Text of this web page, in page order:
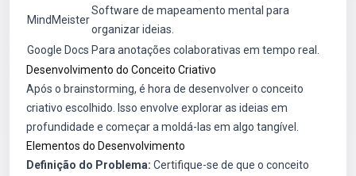
MindMeister
Software de mapeamento mental para
organizar ideias.
Google Docs Para anotações colaborativas em tempo real.
Desenvolvimento do Conceito Criativo
Após o brainstorming, é hora de desenvolver o conceito
criativo escolhido. Isso envolve explorar as ideias em
profundidade e começar a moldá-las em algo tangível.
Elementos do Desenvolvimento
Definição do Problema: Certifique-se de que o conceito